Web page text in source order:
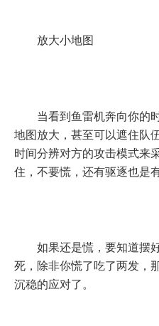
放大小地图
当看到鱼雷机奔向你的
地图放大，甚至可以遮住队
时间分辨对方的攻击模式来
住，不要慌，还有驱逐也是
如果还是慌，要知道摆
死，除非你慌了吃了两发，
沉稳的应对了。